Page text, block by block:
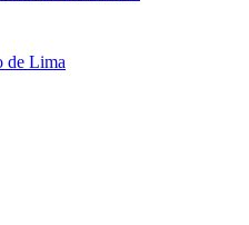
de Lima